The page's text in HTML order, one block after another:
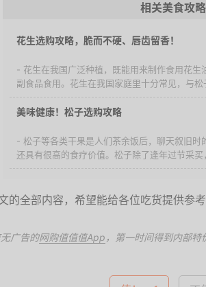
相关美食攻略
花生选购攻略，脆而不硬、唇齿留香！
- 花生在我国广泛种植，既能用来制作食用花生
副食品食用。花生在我国家庭里十分常见，与
美味健康！松子选购攻略
- 松子等各类干果是人们茶余饭后，聊天叙旧时
还具有很高的食疗价值。松子除了逢年过节采
的全部内容，希望能给各位吃货提供参
广告的网购值值值App ，第一时间得到内部特